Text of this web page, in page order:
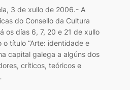
3 de xullo de 2006.- A
do Consello da Cultura
os días 6, 7, 20 e 21 de xullo
o título “Arte: identidade e
capital galega a algúns dos
críticos, teóricos e